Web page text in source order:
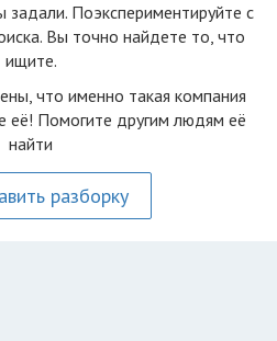
Поэкспериментируйте с
Вы точно найдете то, что
ищите.
что именно такая компания
её! Помогите другим людям её
найти
разборку